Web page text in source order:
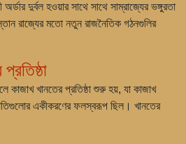
দুর্বল হওয়ার সাথে সাথে সাম্রাজ্যের ভঙ্গুরতা
রাজ্যের মতো নতুন রাজনৈতিক গঠনগুলির
কাজাখ খানতের প্রতিষ্ঠা শুরু হয়, যা কাজাখ
একীকরণের ফলস্বরূপ ছিল। খানতের